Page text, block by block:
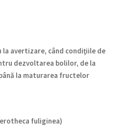
la avertizare, când condiţiile de
dezvoltarea bolilor, de la
la maturarea fructelor
fuliginea)